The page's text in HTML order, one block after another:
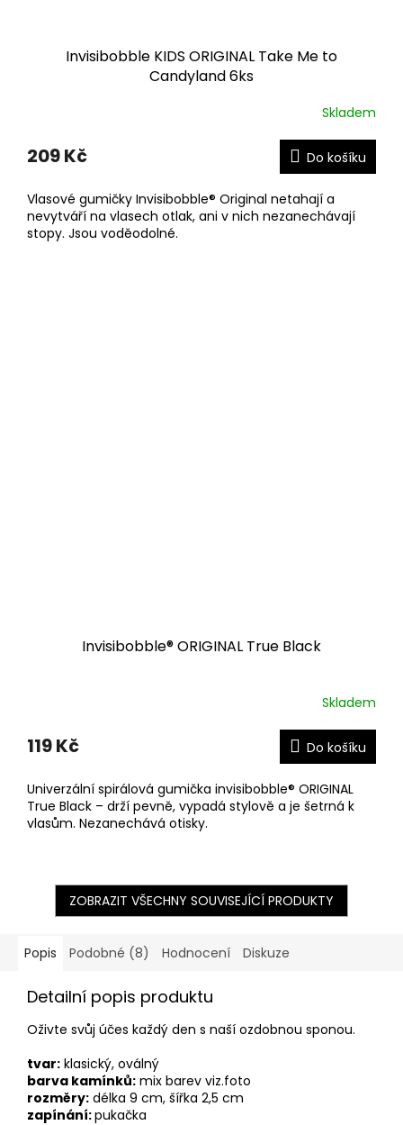
Invisibobble KIDS ORIGINAL Take Me to
Candyland 6ks
Skladem
209 Kč Do košíku
Vlasové gumičky Invisibobble® Original netahají a
nevytváří na vlasech otlak, ani v nich nezanechávají
stopy. Jsou voděodolné.
Invisibobble® ORIGINAL True Black
Skladem
119 Kč Do košíku
Univerzální spirálová gumička invisibobble® ORIGINAL
True Black – drží pevně, vypadá stylově a je šetrná k
vlasům. Nezanechává otisky.
ZOBRAZIT VŠECHNY SOUVISEJÍCÍ PRODUKTY
Popis Podobné (8) Hodnocení Diskuze
Detailní popis produktu
Oživte svůj účes každý den s naší ozdobnou sponou.
tvar: klasický, oválný
barva kamínků: mix barev viz.foto
rozměry: délka 9 cm, šířka 2,5 cm
zapínání:pukačka